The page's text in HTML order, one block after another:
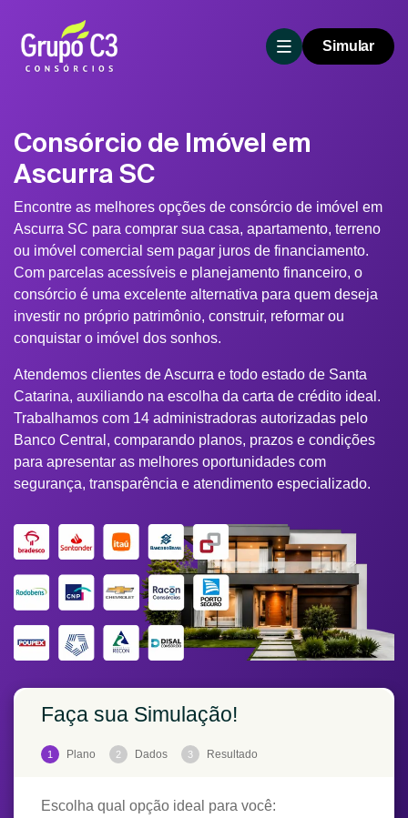
Simular
Consórcio de Imóvel em
Ascurra SC
Encontre as melhores opções de consórcio de imóvel em
Ascurra SC para comprar sua casa, apartamento, terreno
ou imóvel comercial sem pagar juros de financiamento.
Com parcelas acessíveis e planejamento financeiro, o
consórcio é uma excelente alternativa para quem deseja
investir no próprio patrimônio, construir, reformar ou
conquistar o imóvel dos sonhos.
Atendemos clientes de Ascurra e todo estado de Santa
Catarina, auxiliando na escolha da carta de crédito ideal.
Trabalhamos com 14 administradoras autorizadas pelo
Banco Central, comparando planos, prazos e condições
para apresentar as melhores oportunidades com
segurança, transparência e atendimento especializado.
Faça sua Simulação!
1 Plano 2 Dados 3 Resultado
Escolha qual opção ideal para você: